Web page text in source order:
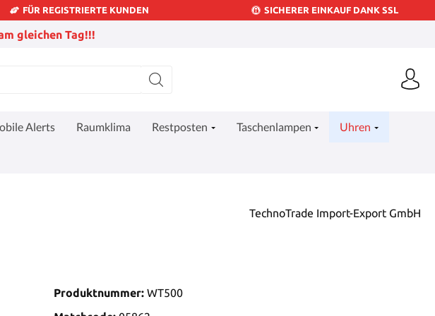
FÜR REGISTRIERTE KUNDEN SICHERER EINKAUF DANK SSL
gleichen Tag!!!
Alerts Raumklima Restposten Taschenlampen Uhren
TechnoTrade Import-Export GmbH
Produktnummer: WT500